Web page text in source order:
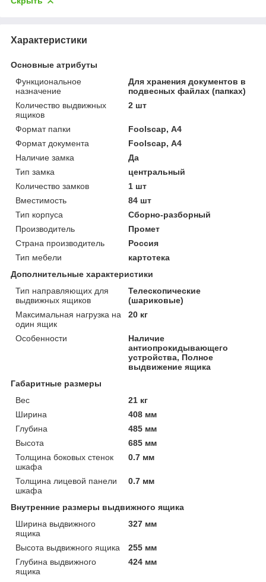
Характеристики
Основные атрибуты
Функциональное
назначение
Для хранения документов в
подвесных файлах (папках)
Количество выдвижных
ящиков
2 шт
Формат папки
Foolscap, А4
Формат документа
Foolscap, А4
Наличие замка
Да
Тип замка
центральный
Количество замков
1 шт
Вместимость
84 шт
Тип корпуса
Сборно-разборный
Производитель
Промет
Страна производитель
Россия
Тип мебели
картотека
Дополнительные характеристики
Тип направляющих для
выдвижных ящиков
Телескопические
(шариковые)
Максимальная нагрузка на
один ящик
20 кг
Особенности
Наличие
антиопрокидывающего
устройства, Полное
выдвижение ящика
Габаритные размеры
Вес
21 кг
Ширина
408 мм
Глубина
485 мм
Высота
685 мм
Толщина боковых стенок
шкафа
0.7 мм
Толщина лицевой панели
шкафа
0.7 мм
Внутренние размеры выдвижного ящика
Ширина выдвижного
ящика
327 мм
Высота выдвижного ящика
255 мм
Глубина выдвижного
ящика
424 мм